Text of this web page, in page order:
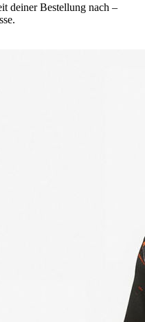
deiner Bestellung nach –